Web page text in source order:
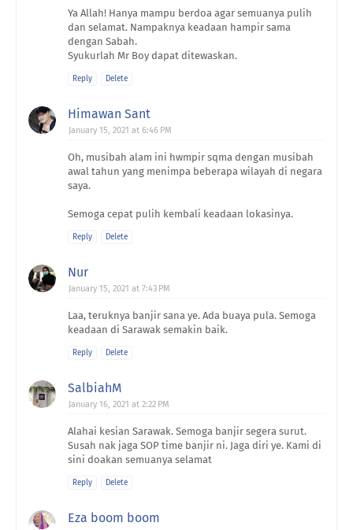
Ya Allah! Hanya mampu berdoa agar semuanya pulih
dan selamat. Nampaknya keadaan hampir sama
dengan Sabah.
Syukurlah Mr Boy dapat ditewaskan.
Reply Delete
Himawan Sant
January 15, 2021 at 6:46 PM
Oh, musibah alam ini hwmpir sqma dengan musibah
awal tahun yang menimpa beberapa wilayah di negara
saya.
Semoga cepat pulih kembali keadaan lokasinya.
Reply Delete
Nur
January 15, 2021 at 7:43 PM
Laa, teruknya banjir sana ye. Ada buaya pula. Semoga
keadaan di Sarawak semakin baik.
Reply Delete
SalbiahM
January 16, 2021 at 2:22 PM
Alahai kesian Sarawak. Semoga banjir segera surut.
Susah nak jaga SOP time banjir ni. Jaga diri ye. Kami di
sini doakan semuanya selamat
Reply Delete
Eza boom boom